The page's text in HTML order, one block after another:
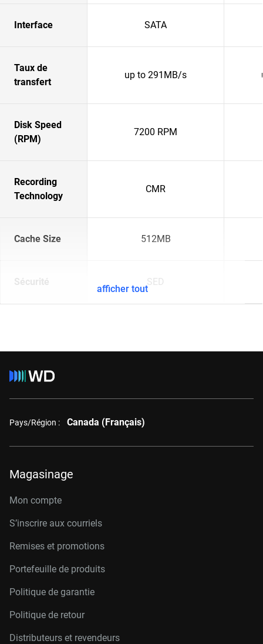
Interface SATA
Taux de
transfert
up to 291MB/s
Disk Speed
(RPM)
7200 RPM
Recording
Technology
CMR
Cache Size 512MB
Sécurité SED
afficher tout
Pays/Région : Canada (Français)
Magasinage
Mon compte
S’inscrire aux courriels
Remises et promotions
Portefeuille de produits
Politique de garantie
Politique de retour
Distributeurs et revendeurs